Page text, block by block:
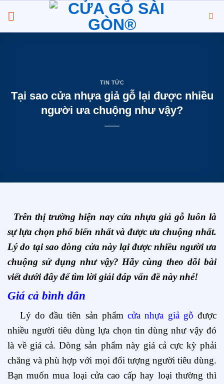
đến
nội
TIN TỨC
Tại sao cửa nhựa giả gỗ lại được nhiều
người ưa chuộng như vậy?
Trên thị trường hiện nay cửa nhựa giả gỗ luôn là
sự lựa chọn phổ biến nhất và được ưa chuộng nhất.
Lý do tại sao dòng cửa này lại được nhiều người ưa
chuộng sử dụng như vậy? Hãy cùng theo dõi bài
viết dưới đây để tìm lời giải đáp vấn đề này nhé!
Giá cả bình dân
Lý do đầu tiên sản phẩm cửa nhựa giả gỗ được
nhiều người tiêu dùng lựa chọn tin dùng như vậy đó
là về giá cả. Dòng sản phẩm này giá cả cực kỳ phải
chăng và phù hợp với mọi đối tượng người tiêu dùng.
Bạn muốn mua loại cửa cao cấp hay loại thường thì